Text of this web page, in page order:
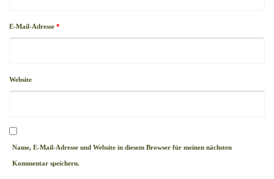
E-Mail-Adresse *
Website
Name, E-Mail-Adresse und Website in diesem Browser für meinen nächsten
Kommentar speichern.